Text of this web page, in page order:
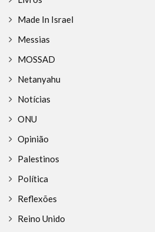
Made In Israel
Messias
MOSSAD
Netanyahu
Notícias
ONU
Opinião
Palestinos
Política
Reflexões
Reino Unido